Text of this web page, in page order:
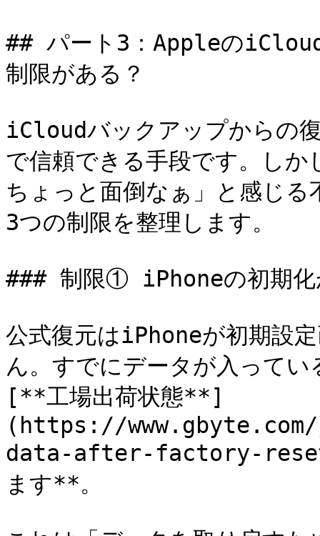
## パート3：Appleの
制限がある？
iCloudバックアップからの
で信頼できる手段です。し
ちょっと面倒なぁ」と感じ
3つの制限を整理します。
### 制限① iPhoneの初期化
公式復元はiPhoneが初期設
ん。すでにデータが入って
[**工場出荷状態**]
(https://
data-after-factory-reset-
ます**。